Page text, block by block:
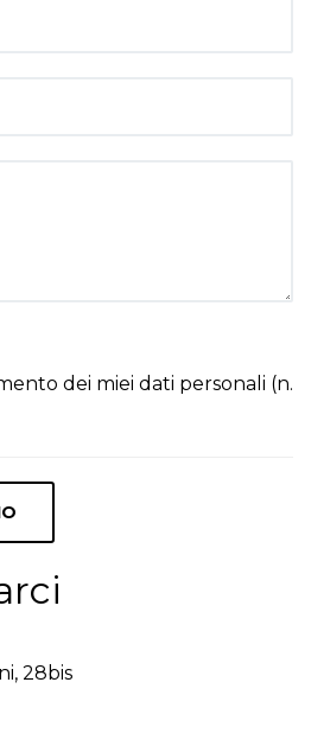
dei miei dati personali (n.
28bis